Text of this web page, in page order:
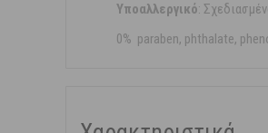
Υποαλλεργικό:
0% paraben, phthalate,